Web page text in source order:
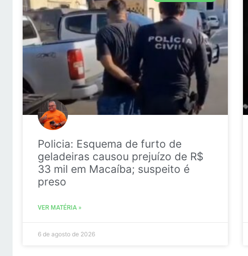
Policia: Esquema de furto de
geladeiras causou prejuízo de R$
33 mil em Macaíba; suspeito é
preso
VER MATÉRIA »
6 de agosto de 2026